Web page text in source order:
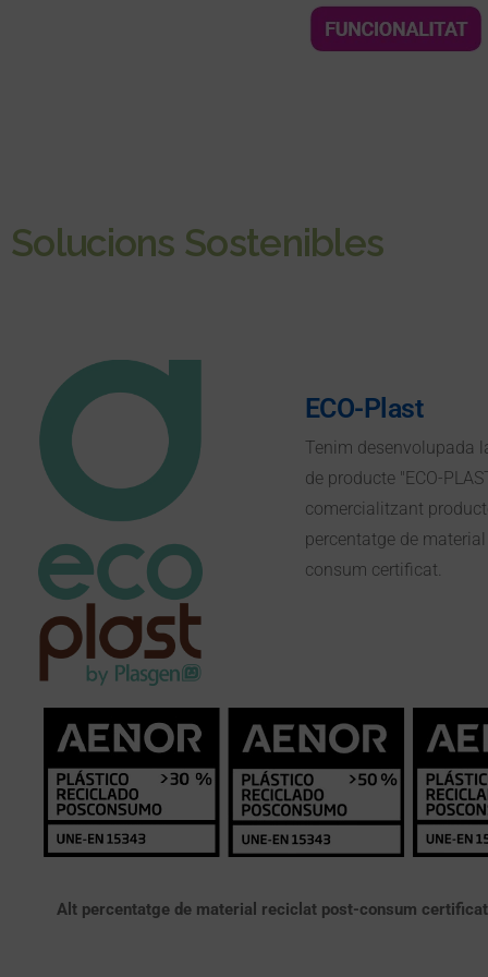
Solucions Sostenibles
ECO-Plast
Tenim desenvolupada
de producte "ECO-
comercialitzant
percentatge de
consum certificat.
Alt percentatge de material reciclat post-consum certificat